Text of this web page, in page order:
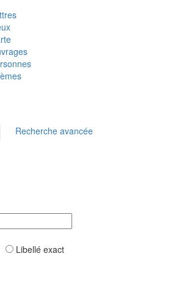
Recherche avancée
Libellé exact